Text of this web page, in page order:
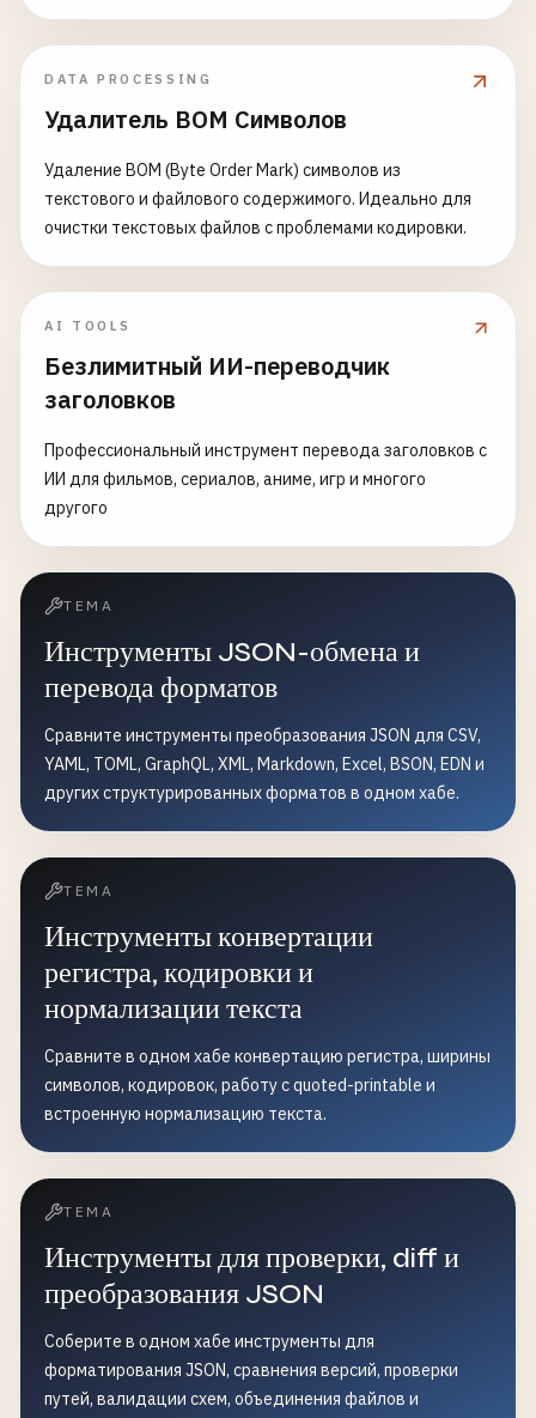
DATA PROCESSING
Удалитель BOM Символов
Удаление BOM (Byte Order Mark) символов из
текстового и файлового содержимого. Идеально для
очистки текстовых файлов с проблемами кодировки.
AI TOOLS
Безлимитный ИИ-переводчик
заголовков
Профессиональный инструмент перевода заголовков с
ИИ для фильмов, сериалов, аниме, игр и многого
другого
ТЕМА
Инструменты JSON-обмена и
перевода форматов
Сравните инструменты преобразования JSON для CSV,
YAML, TOML, GraphQL, XML, Markdown, Excel, BSON, EDN и
других структурированных форматов в одном хабе.
ТЕМА
Инструменты конвертации
регистра, кодировки и
нормализации текста
Сравните в одном хабе конвертацию регистра, ширины
символов, кодировок, работу с quoted-printable и
встроенную нормализацию текста.
ТЕМА
Инструменты для проверки, diff и
преобразования JSON
Соберите в одном хабе инструменты для
форматирования JSON, сравнения версий, проверки
путей, валидации схем, объединения файлов и